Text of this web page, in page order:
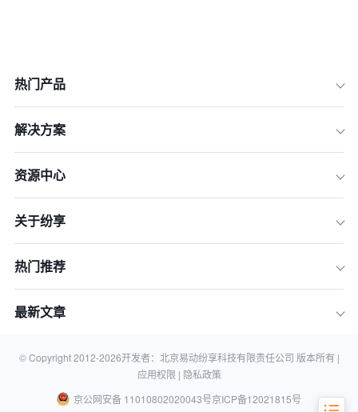
选CRM
终选择
五、常见问题解答（FAQ）
热门产品
解决方案
资源中心
关于纷享
热门推荐
最新文章
© Copyright 2012-2026开发者：北京易动纷享科技有限责任公司 版本所有 |
应用权限 | 隐私政策
京公网安备 11010802020043号京ICP备12021815号